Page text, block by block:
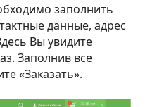
заполнить
данные, адрес
Вы увидите
Заполнив все
«Заказать».